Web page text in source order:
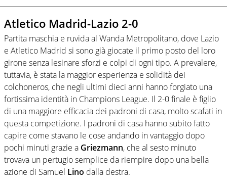
Atletico Madrid-Lazio 2-0
Partita maschia e ruvida al Wanda Metropolitano, dove Lazio
e Atletico Madrid si sono già giocate il primo posto del loro
girone senza lesinare sforzi e colpi di ogni tipo. A prevalere,
tuttavia, è stata la maggior esperienza e solidità dei
colchoneros, che negli ultimi dieci anni hanno forgiato una
fortissima identità in Champions League. Il 2-0 finale è figlio
di una maggiore efficacia dei padroni di casa, molto scafati in
questa competizione. I padroni di casa hanno subito fatto
capire come stavano le cose andando in vantaggio dopo
pochi minuti grazie a Griezmann, che al sesto minuto
trovava un pertugio semplice da riempire dopo una bella
azione di Samuel Lino dalla destra.